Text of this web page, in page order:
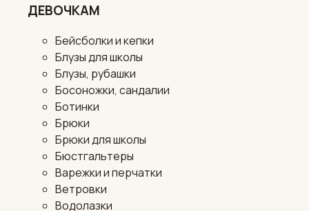
ДЕВОЧКАМ
Бейсболки и кепки
Блузы для школы
Блузы, рубашки
Босоножки, сандалии
Ботинки
Брюки
Брюки для школы
Бюстгальтеры
Варежки и перчатки
Ветровки
Водолазки